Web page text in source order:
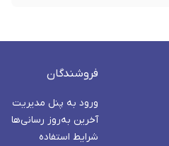
فروشندگان
ورود به پنل مدیریت
آخرین به‌روز رسانی‌ها
شرایط استفاده